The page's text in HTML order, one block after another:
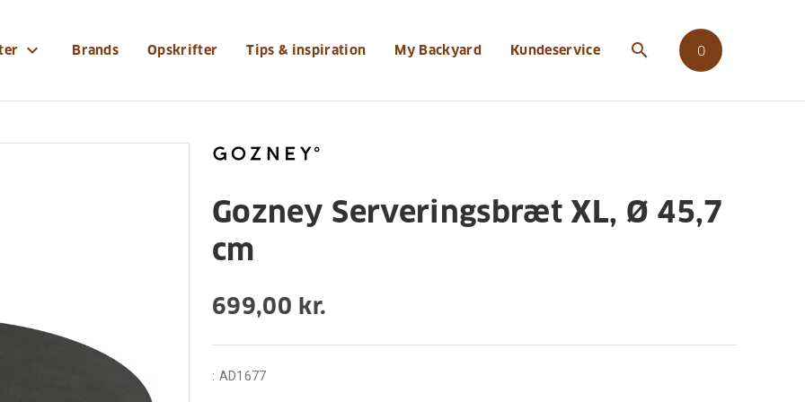
expand_more Brands Opskrifter Tips & inspiration My Backyard Kundeservice search 0
Gozney Serveringsbræt XL, Ø 45,7
cm
699,00 kr.
: AD1677